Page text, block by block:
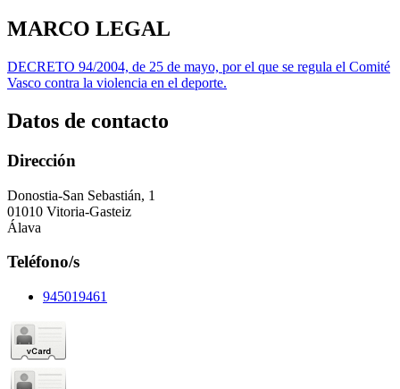
MARCO LEGAL
DECRETO 94/2004, de 25 de mayo, por el que se regula el Comité
Vasco contra la violencia en el deporte.
Datos de contacto
Dirección
Donostia-San Sebastián, 1
01010 Vitoria-Gasteiz
Álava
Teléfono/s
945019461